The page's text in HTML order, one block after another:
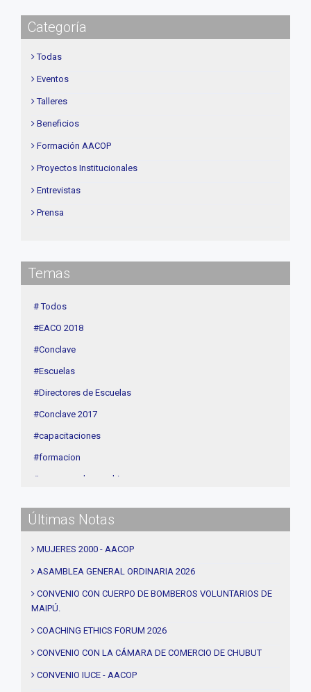
Categoría
Todas
Eventos
Talleres
Beneficios
Formación AACOP
Proyectos Institucionales
Entrevistas
Prensa
Contenidos de Interés
Cuota
Agenda
Linea Sociedad
Temas
# Todos
#EACO 2018
#Conclave
#Escuelas
#Directores de Escuelas
#Conclave 2017
#capacitaciones
#formacion
#procesos de coaching
#Actividades
#videos
#entrevistas
#Acuerdos
#institucional
Últimas Notas
MUJERES 2000 - AACOP
ASAMBLEA GENERAL ORDINARIA 2026
CONVENIO CON CUERPO DE BOMBEROS VOLUNTARIOS DE
MAIPÚ.
COACHING ETHICS FORUM 2026
CONVENIO CON LA CÁMARA DE COMERCIO DE CHUBUT
CONVENIO IUCE - AACOP